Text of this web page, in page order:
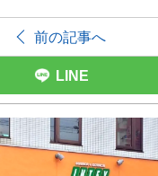
前の記事へ
LINE